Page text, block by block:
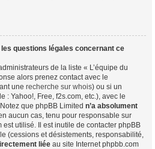
questions légales concernant ce
de la liste « L’équipe du
alors prenez contact avec le
une recherche sur whois) ou si un
: Yahoo!, Free, f2s.com, etc.), avec le
que phpBB Limited n’a absolument
aucun cas, tenu pour responsable sur
est utilisé. Il est inutile de contacter phpBB
(cessions et désistements, responsabilité,
liée au site Internet phpbb.com